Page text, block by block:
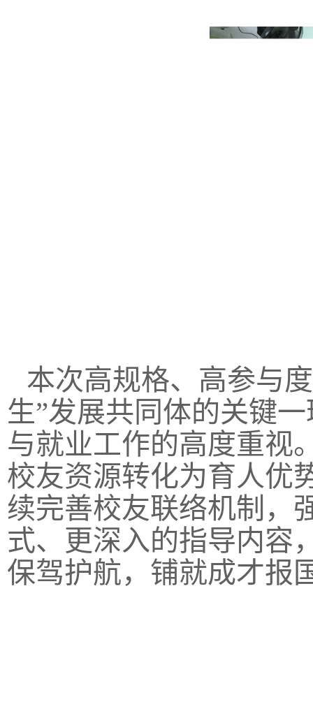
本次高规格、高参与
生”发展共同体的关键
与就业工作的高度重视
校友资源转化为育人优
续完善校友联络机制，
式、更深入的指导内容
保驾护航，铺就成才报